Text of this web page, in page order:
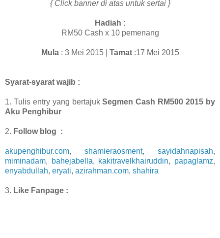
{ Click banner di atas untuk sertai }
Hadiah :
RM50 Cash x 10 pemenang
Mula: 3 Mei 2015 | Tamat :17 Mei 2015
Syarat-syarat wajib :
1. Tulis entry yang bertajukSegmen Cash RM500 2015 by
Aku Penghibur
2. Follow blog :
akupenghibur.com, shamieraosment, sayidahnapisah,
miminadam, bahejabella, kakitravelkhairuddin, papaglamz,
enyabdullah, eryati, azirahman.com, shahira
3. Like Fanpage :